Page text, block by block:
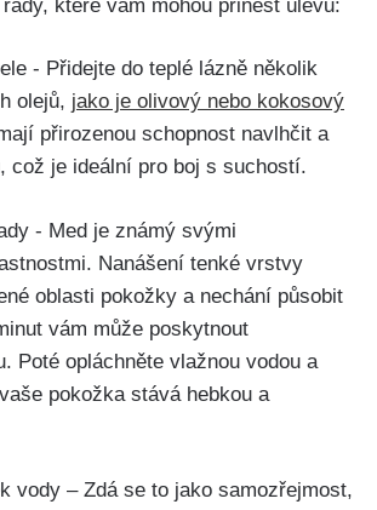
‍které vám ⁤mohou‌ přinést úlevu:
-​ Přidejte do teplé lázně několik
olejů, jako je ⁣olivový nebo kokosový
‌přirozenou schopnost ⁤navlhčit a
což je ideální pro boj s suchostí.
⁣- Med je známý svými
Nanášení tenké⁣ vrstvy
oblasti pokožky a nechání působit
vám ​může‌ poskytnout
Poté opláchněte ‍vlažnou vodou a
pokožka​ stává⁣ hebkou a
vody – Zdá⁢ se ⁤to jako samozřejmost,